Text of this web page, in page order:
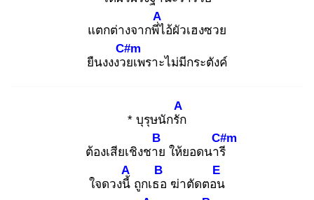
แตกต่างจากพี่ไ
A
อ้ผัวเฮงซวย
ยืนงงงวย
C#m
เพราะไม่มีกระตังค์
* บุรุษนักรัก
A
ต้องเสียเชิงชาย
B
ให้ยอดนารี
C#m
ใจดวงนี้
A
ถูกเธอ
B
ฆ่าตัดตอน
E